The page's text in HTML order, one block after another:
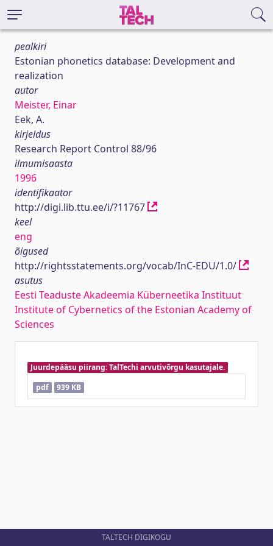
pealkiri
Estonian phonetics database: Development and
realization
autor
Meister, Einar
Eek, A.
kirjeldus
Research Report Control 88/96
ilmumisaasta
1996
identifikaator
http://digi.lib.ttu.ee/i/?11767
keel
eng
õigused
http://rightsstatements.org/vocab/InC-EDU/1.0/
asutus
Eesti Teaduste Akadeemia Küberneetika Instituut
Institute of Cybernetics of the Estonian Academy of
Sciences
Juurdepääsu piirang: TalTechi arvutivõrgu kasutajale.
pdf
939 KB
TALTECH DIGIKOGU